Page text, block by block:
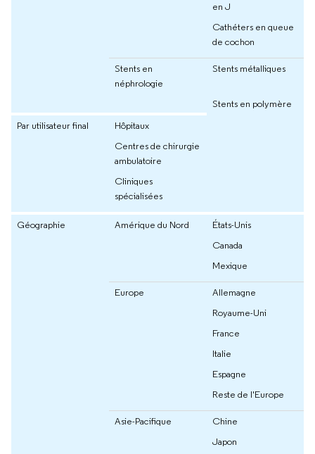
en J
Cathéters en queue
de cochon
Stents en
néphrologie
Stents métalliques
Stents en polymère
Par utilisateur final
Hôpitaux
Centres de chirurgie
ambulatoire
Cliniques
spécialisées
Géographie Amérique du Nord
États-Unis
Canada
Mexique
Europe
Allemagne
Royaume-Uni
France
Italie
Espagne
Reste de l'Europe
Asie-Pacifique
Chine
Japon